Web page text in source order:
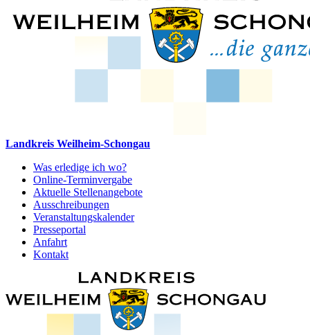
Landkreis Weilheim-Schongau
Was erledige ich wo?
Online-Terminvergabe
Aktuelle Stellenangebote
Ausschreibungen
Veranstaltungskalender
Presseportal
Anfahrt
Kontakt